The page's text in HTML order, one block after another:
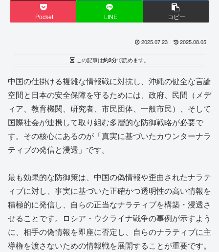
Pocket LINE コピー
2025.07.23 2025.08.05
この記事は約2分で読めます。
中国の仕掛ける複雑な情報戦に対抗し、沖縄の健全な言論
空間と日本の安全保障を守るためには、政府、民間（メデ
ィア、教育機関、研究者、市民団体、一般市民）、そして
国際社会が連携して取り組む多層的な防御戦略が必要で
す。その核心にあるのが「真実に基づいたカウンターナラ
ティブの発信と浸透」です。
最も効果的な防御策は、中国の偽情報や歪曲されたナラテ
ィブに対し、事実に基づいた正確かつ透明性の高い情報を
積極的に発信し、自らの正当なナラティブを構築・浸透さ
せることです。ロシア・ウクライナ戦争の事例が示すよう
に、相手の偽情報を即座に否定し、自らのナラティブに主
導権を渡さないための情報戦を展開することが重要です。